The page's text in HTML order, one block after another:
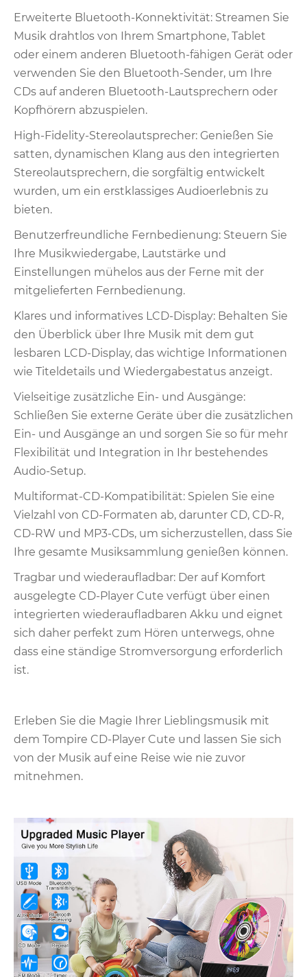
Erweiterte Bluetooth-Konnektivität: Streamen Sie
Musik drahtlos von Ihrem Smartphone, Tablet
oder einem anderen Bluetooth-fähigen Gerät oder
verwenden Sie den Bluetooth-Sender, um Ihre
CDs auf anderen Bluetooth-Lautsprechern oder
Kopfhörern abzuspielen.
High-Fidelity-Stereolautsprecher: Genießen Sie
satten, dynamischen Klang aus den integrierten
Stereolautsprechern, die sorgfältig entwickelt
wurden, um ein erstklassiges Audioerlebnis zu
bieten.
Benutzerfreundliche Fernbedienung: Steuern Sie
Ihre Musikwiedergabe, Lautstärke und
Einstellungen mühelos aus der Ferne mit der
mitgelieferten Fernbedienung.
Klares und informatives LCD-Display: Behalten Sie
den Überblick über Ihre Musik mit dem gut
lesbaren LCD-Display, das wichtige Informationen
wie Titeldetails und Wiedergabestatus anzeigt.
Vielseitige zusätzliche Ein- und Ausgänge:
Schließen Sie externe Geräte über die zusätzlichen
Ein- und Ausgänge an und sorgen Sie so für mehr
Flexibilität und Integration in Ihr bestehendes
Audio-Setup.
Multiformat-CD-Kompatibilität: Spielen Sie eine
Vielzahl von CD-Formaten ab, darunter CD, CD-R,
CD-RW und MP3-CDs, um sicherzustellen, dass Sie
Ihre gesamte Musiksammlung genießen können.
Tragbar und wiederaufladbar: Der auf Komfort
ausgelegte CD-Player Cute verfügt über einen
integrierten wiederaufladbaren Akku und eignet
sich daher perfekt zum Hören unterwegs, ohne
dass eine ständige Stromversorgung erforderlich
ist.
Erleben Sie die Magie Ihrer Lieblingsmusik mit
dem Tompire CD-Player Cute und lassen Sie sich
von der Musik auf eine Reise wie nie zuvor
mitnehmen.